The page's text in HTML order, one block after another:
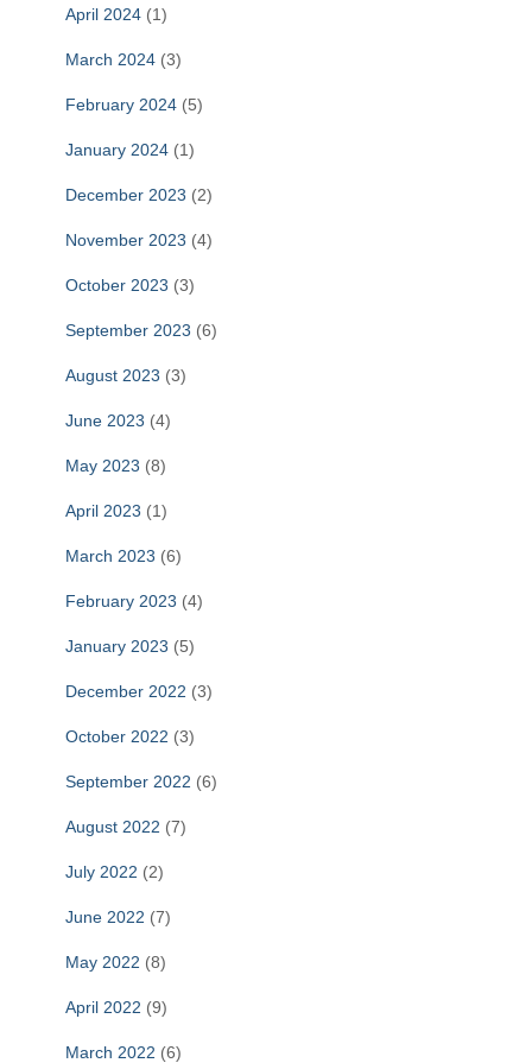
April 2024 (1)
March 2024 (3)
February 2024 (5)
January 2024 (1)
December 2023 (2)
November 2023 (4)
October 2023 (3)
September 2023 (6)
August 2023 (3)
June 2023 (4)
May 2023 (8)
April 2023 (1)
March 2023 (6)
February 2023 (4)
January 2023 (5)
December 2022 (3)
October 2022 (3)
September 2022 (6)
August 2022 (7)
July 2022 (2)
June 2022 (7)
May 2022 (8)
April 2022 (9)
March 2022 (6)